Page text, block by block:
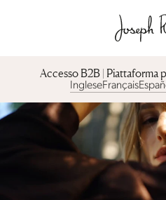
Accesso B2B |
IngleseFrançais